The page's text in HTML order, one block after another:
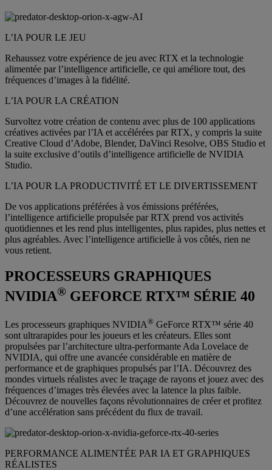
L’IA POUR LE JEU
Rehaussez votre expérience de jeu avec RTX et la technologie
alimentée par l’intelligence artificielle, ce qui améliore tout, des
fréquences d’images à la fidélité.
L’IA POUR LA CRÉATION
Survoltez votre création de contenu avec plus de 100 applications
créatives activées par l’IA et accélérées par RTX, y compris la suite
Creative Cloud d’Adobe, Blender, DaVinci Resolve, OBS Studio et
la suite exclusive d’outils d’intelligence artificielle de NVIDIA
Studio.
L’IA POUR LA PRODUCTIVITÉ ET LE DIVERTISSEMENT
De vos applications préférées à vos émissions préférées,
l’intelligence artificielle propulsée par RTX prend vos activités
quotidiennes et les rend plus intelligentes, plus rapides, plus nettes et
plus agréables. Avec l’intelligence artificielle à vos côtés, rien ne
vous retient.
PROCESSEURS GRAPHIQUES
NVIDIA® GEFORCE RTX™ SÉRIE 40
Les processeurs graphiques NVIDIA® GeForce RTX™ série 40
sont ultrarapides pour les joueurs et les créateurs. Elles sont
propulsées par l’architecture ultra-performante Ada Lovelace de
NVIDIA, qui offre une avancée considérable en matière de
performance et de graphiques propulsés par l’IA. Découvrez des
mondes virtuels réalistes avec le traçage de rayons et jouez avec des
fréquences d’images très élevées avec la latence la plus faible.
Découvrez de nouvelles façons révolutionnaires de créer et profitez
d’une accélération sans précédent du flux de travail.
PERFORMANCE ALIMENTÉE PAR IA ET GRAPHIQUES
RÉALISTES